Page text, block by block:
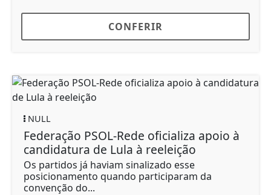
CONFERIR
NULL
Federação PSOL-Rede oficializa apoio à
candidatura de Lula à reeleição
Os partidos já haviam sinalizado esse
posicionamento quando participaram da
convenção do...